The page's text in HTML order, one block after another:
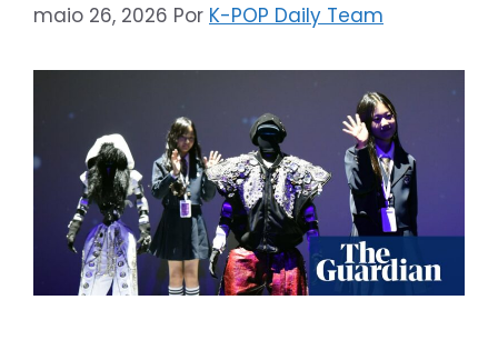
maio 26, 2026 Por K-POP Daily Team